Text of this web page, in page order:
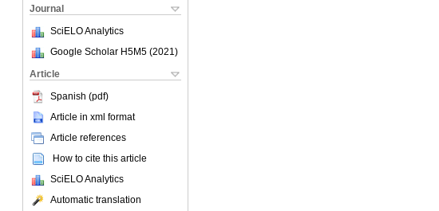
Journal
SciELO Analytics
Google Scholar H5M5 (2021 )
Article
Spanish (pdf)
Article in xml format
Article references
How to cite this article
SciELO Analytics
Automatic translation